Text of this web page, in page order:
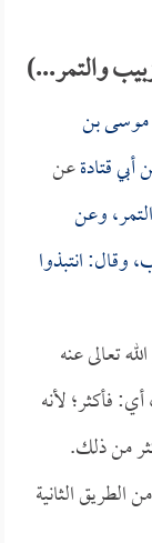
والتمر...)
موسى بن
أبي قتادةعن
وعن
وقال: انتبذوا
تعالى عنه
فأكثر؛ لأنه
من ذلك.
الثانية